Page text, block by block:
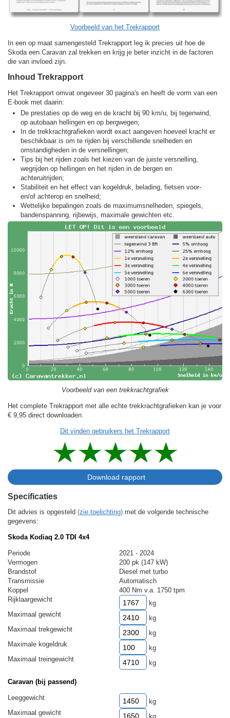
Voorbeeld van het Trekrapport
In een op maat samengesteld Trekrapport leg ik precies uit hoe de
Skoda een Caravan zal trekken en krijg je beter inzicht in de factoren
die van invloed zijn.
Inhoud Trekrapport
Het Trekrapport omvat ongeveer 30 pagina's en heeft de vorm van een
E-book met daarin:
De prestaties op de weg en de kracht bij 90 km/u, bij tegenwind,
op autobaan hellingen en op bergwegen;
In de trekkracht­grafieken wordt exact aangeven hoeveel kracht er
beschikbaar is om te rijden bij verschillende snelheden en
omstandigheden in de versnellingen;
Tips bij het rijden zoals het kiezen van de juiste versnelling,
wegrijden op hellingen en het rijden in de bergen en
achteruitrijden;
Stabiliteit en het effect van kogeldruk, belading, fietsen voor-
en/of achterop en snelheid;
Wettelijke bepalingen zoals de maximumsnelheden, spiegels,
bandenspanning, rijbewijs, maximale gewichten etc.
Voorbeeld van een trekkrachtgrafiek
Het complete Trekrapport met alle echte trekkrachtgrafieken kan je voor
€ 9,95 direct downloaden.
Dit vinden gebruikers het Trekrapport
Specificaties
Dit advies is opgesteld (zie toelichting) met de volgende technische
gegevens:
Skoda Kodiaq 2.0 TDI 4x4
Periode
2021 - 2024
Vermogen
200 pk (147 kW)
Brandstof
Diesel met turbo
Transmissie
Automatisch
Koppel
400 Nm v.a. 1750 tpm
Rijklaargewicht
kg
Maximaal gewicht
kg
Maximaal trekgewicht
kg
Maximale kogeldruk
kg
Maximaal treingewicht
kg
Caravan (bij passend)
Leeggewicht
kg
Maximaal gewicht
kg